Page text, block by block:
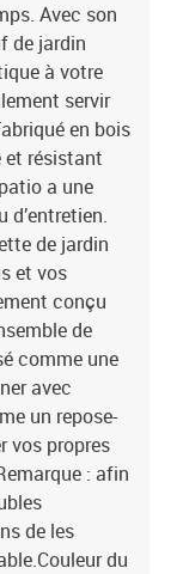
Avec son
de jardin
à votre
servir
en bois
et résistant
a une
de jardin
et vos
conçu
de
comme une
avec
un repose-
vos propres
: afin
de les
du